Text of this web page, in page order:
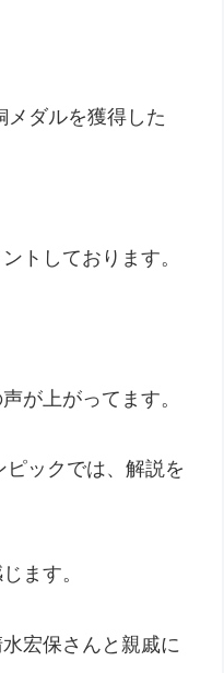
メダルを獲得した
トしております。
が上がってます。
ックでは、解説を
ます。
宏保さんと親戚に